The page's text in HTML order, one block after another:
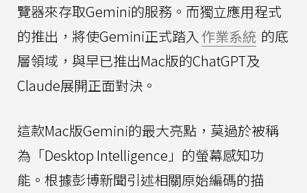
覽器來存取Gemini的服務。而獨立應用程式
的推出，將使Gemini正式踏入 作業系統 的底
層領域，與早已推出Mac版的ChatGPT及
Claude展開正面對決。
這款Mac版Gemini的最大亮點，莫過於被稱
為「Desktop Intelligence」的螢幕感知功
能。根據彭博新聞引述相關原始編碼的描